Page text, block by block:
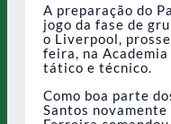
A preparação do
jogo da fase de
o Liverpool,
feira, na
tático e técnico.
Como boa parte
Santos